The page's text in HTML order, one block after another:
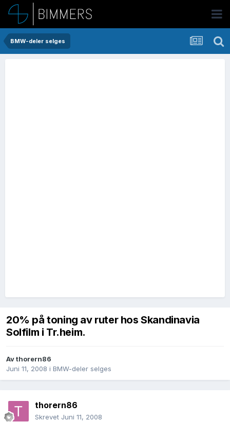
BMW-deler selges
20% på toning av ruter hos Skandinavia
Solfilm i Tr.heim.
Avthorern86
Juni 11, 2008 i BMW-deler selges
thorern86
Skrevet Juni 11, 2008